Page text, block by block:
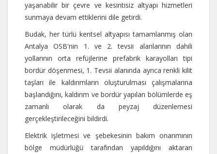
yaşanabilir bir çevre ve kesintisiz altyapı hizmetleri
sunmaya devam ettiklerini dile getirdi.
Budak, her türlü kentsel altyapısı tamamlanmış olan
Antalya OSB'nin 1. ve 2. tevsii alanlarının dahili
yollarının orta refüjlerine prefabrik karayolları tipi
bordür döşenmesi, 1. Tevsii alanında ayrıca renkli kilit
taşları ile kaldırımların oluşturulması çalışmalarına
başlandığını, kaldırım ve bordür yapılan bölümlerde eş
zamanlı olarak da peyzaj düzenlemesi
gerçekleştirileceğini bildirdi.
Elektrik işletmesi ve şebekesinin bakım onarımının
bölge müdürlüğü tarafından yapıldığını aktaran